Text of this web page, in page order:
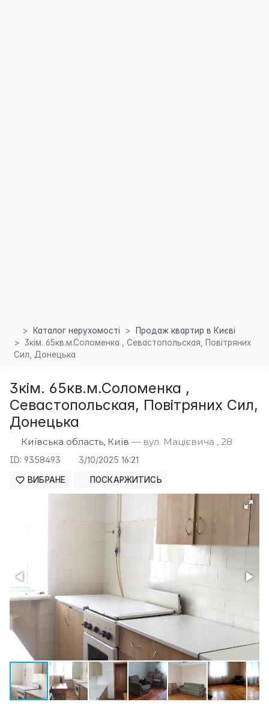
Каталог нерухомості
Продаж квартир в Києві
3кім. 65кв.м.Соломенка , Севастопольская, Повітряних
Сил, Донецька
3кім. 65кв.м.Соломенка ,
Севастопольская, Повітряних Сил,
Донецька
Київська область, Київ — вул. Мацієвича , 28
ID: 9358493 3/10/2025 16:21
ВИБРАНЕ ПОСКАРЖИТИСЬ